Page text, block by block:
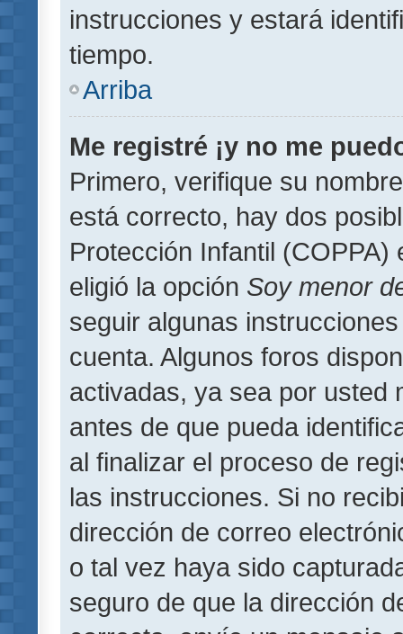
instrucciones y estará
tiempo.
Arriba
Me registré ¡y no me
Primero, verifique su
está correcto, hay dos
Protección Infantil
eligió la opción Soy menor
seguir algunas
cuenta. Algunos foros
activadas, ya sea por usted
antes de que pueda
al finalizar el proceso de
las instrucciones. Si no
dirección de correo
o tal vez haya sido
seguro de que la dirección